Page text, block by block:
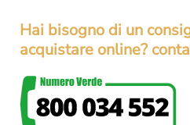
Hai bisogno di un
acquistare online?